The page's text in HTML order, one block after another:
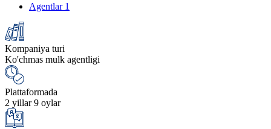
Agentlar 1
Kompaniya turi
Ko'chmas mulk agentligi
Plattaformada
2 yillar 9 oylar